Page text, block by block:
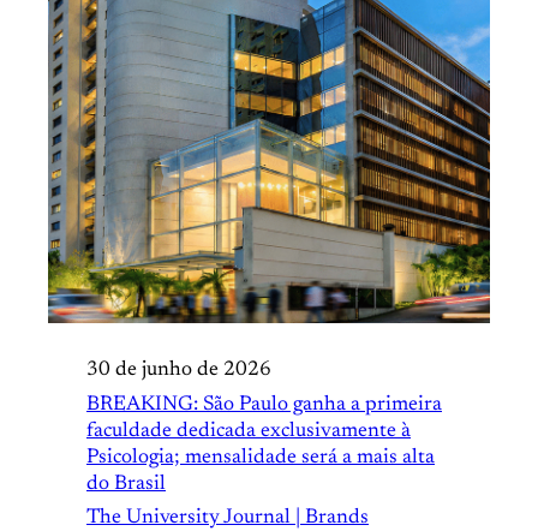
30 de junho de 2026
BREAKING: São Paulo ganha a primeira
faculdade dedicada exclusivamente à
Psicologia; mensalidade será a mais alta
do Brasil
The University Journal | Brands